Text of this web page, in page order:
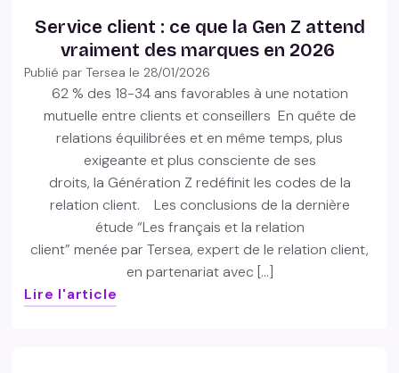
Service client : ce que la Gen Z attend
vraiment des marques en 2026
Publié par Tersea le 28/01/2026
62 % des 18-34 ans favorables à une notation
mutuelle entre clients et conseillers En quête de
relations équilibrées et en même temps, plus
exigeante et plus consciente de ses
droits, la Génération Z redéfinit les codes de la
relation client. Les conclusions de la dernière
étude “Les français et la relation
client” menée par Tersea, expert de le relation client,
en partenariat avec […]
Lire l'article